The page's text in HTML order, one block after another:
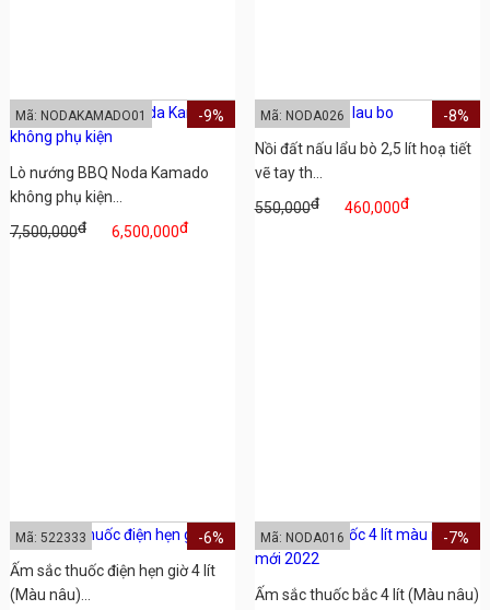
Lò nướng BBQ Noda Kamado
không phụ kiện...
7,500,000đ 6,500,000đ
-9%
Mã: NODAKAMADO01
Nồi đất nấu lẩu bò 2,5 lít hoạ tiết
vẽ tay th...
550,000đ 460,000đ
-8%
Mã: NODA026
Ấm sắc thuốc điện hẹn giờ 4 lít
(Màu nâu)...
-6%
Mã: 522333
Ấm sắc thuốc bắc 4 lít (Màu nâu)
-7%
Mã: NODA016